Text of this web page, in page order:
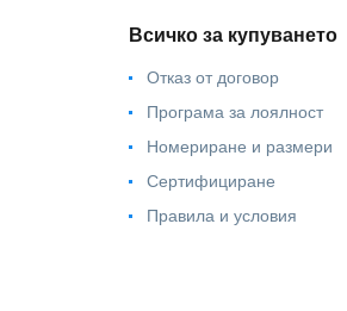
Всичко за купуването
Отказ от договор
Програма за лоялност
Номериране и размери
Сертифициране
Правила и условия